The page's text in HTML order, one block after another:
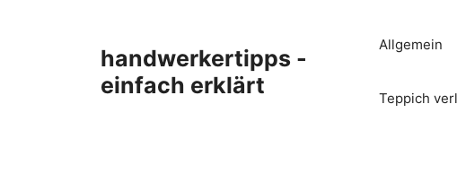
handwerkertipps -
einfach erklärt
Allgemein
Teppich